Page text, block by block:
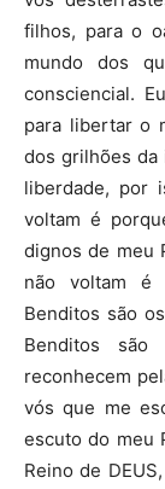
filhos, para o
mundo dos
consciencial.
para libertar o
dos grilhões da
liberdade, por
voltam é
dignos de meu
não voltam é
Benditos são
Benditos
reconhecem
vós que me
escuto do meu
Reino de